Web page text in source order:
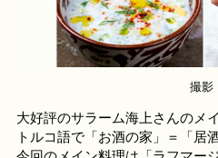
撮影
大好評のサラーム海上さんのメ
トルコ語で「お酒の家」＝「居